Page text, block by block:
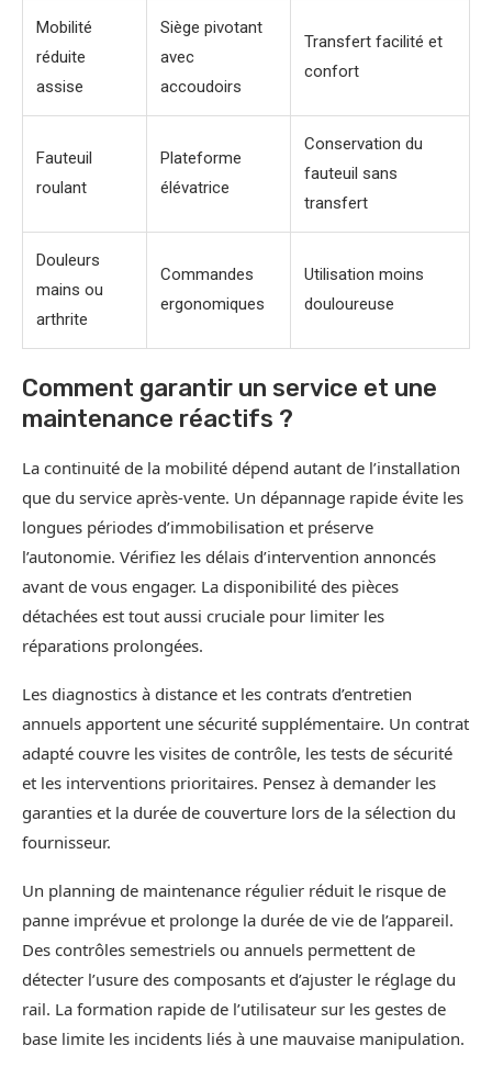
Mobilité
réduite
assise
Siège pivotant
avec
accoudoirs
Transfert facilité et
confort
Fauteuil
roulant
Plateforme
élévatrice
Conservation du
fauteuil sans
transfert
Douleurs
mains ou
arthrite
Commandes
ergonomiques
Utilisation moins
douloureuse
Comment garantir un service et une
maintenance réactifs ?
La continuité de la mobilité dépend autant de l’installation
que du service après‑vente. Un dépannage rapide évite les
longues périodes d’immobilisation et préserve
l’autonomie. Vérifiez les délais d’intervention annoncés
avant de vous engager. La disponibilité des pièces
détachées est tout aussi cruciale pour limiter les
réparations prolongées.
Les diagnostics à distance et les contrats d’entretien
annuels apportent une sécurité supplémentaire. Un contrat
adapté couvre les visites de contrôle, les tests de sécurité
et les interventions prioritaires. Pensez à demander les
garanties et la durée de couverture lors de la sélection du
fournisseur.
Un planning de maintenance régulier réduit le risque de
panne imprévue et prolonge la durée de vie de l’appareil.
Des contrôles semestriels ou annuels permettent de
détecter l’usure des composants et d’ajuster le réglage du
rail. La formation rapide de l’utilisateur sur les gestes de
base limite les incidents liés à une mauvaise manipulation.